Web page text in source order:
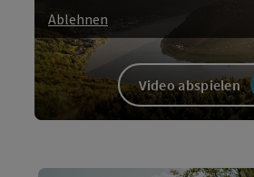
Video abspielen
Ablehnen